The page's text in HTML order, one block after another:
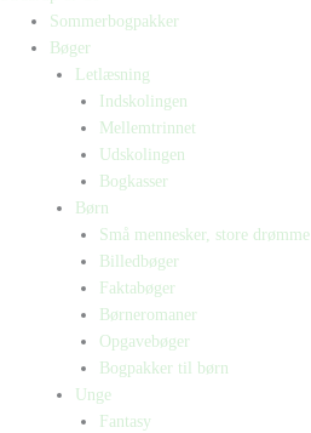
Sommerbogpakker
Bøger
Letlæsning
Indskolingen
Mellemtrinnet
Udskolingen
Bogkasser
Børn
Små mennesker, store drømme
Billedbøger
Faktabøger
Børneromaner
Opgavebøger
Bogpakker til børn
Unge
Fantasy